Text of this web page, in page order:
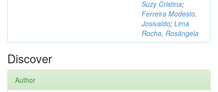
Suzy Cristina;
Ferreira Modesto,
Josivaldo; Lima
Rocha, Rosângela
Discover
Author